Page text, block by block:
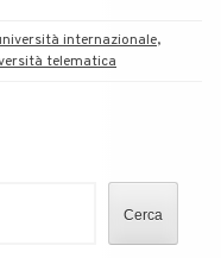
internazionale,
telematica
Cerca